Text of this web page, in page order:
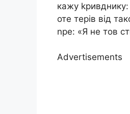
кажу
оте терів від
nре: «Я не тов
Advertisements